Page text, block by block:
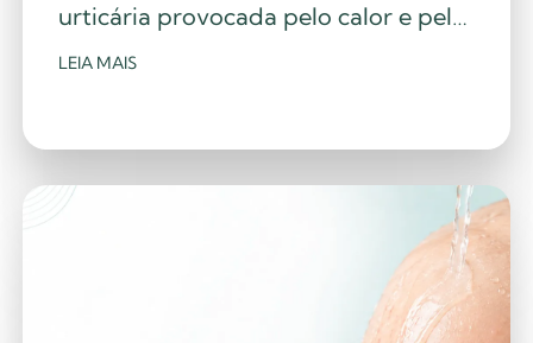
urticária provocada pelo calor e pelo
exercício
LEIA MAIS